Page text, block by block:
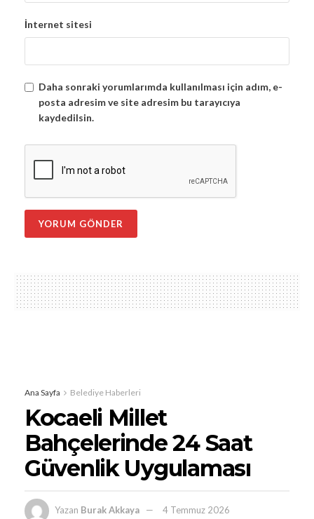
İnternet sitesi
Daha sonraki yorumlarımda kullanılması için adım, e-
posta adresim ve site adresim bu tarayıcıya
kaydedilsin.
Ana Sayfa Belediye Haberleri
Kocaeli Millet
Bahçelerinde 24 Saat
Güvenlik Uygulaması
Yazan Burak Akkaya
4 Temmuz 2026